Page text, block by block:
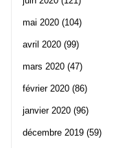
mai 2020 (104)
avril 2020 (99)
mars 2020 (47)
février 2020 (86)
janvier 2020 (96)
décembre 2019 (59)